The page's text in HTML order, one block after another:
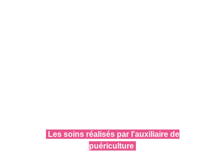
Les soins réalisés par l'auxiliaire de
puériculture